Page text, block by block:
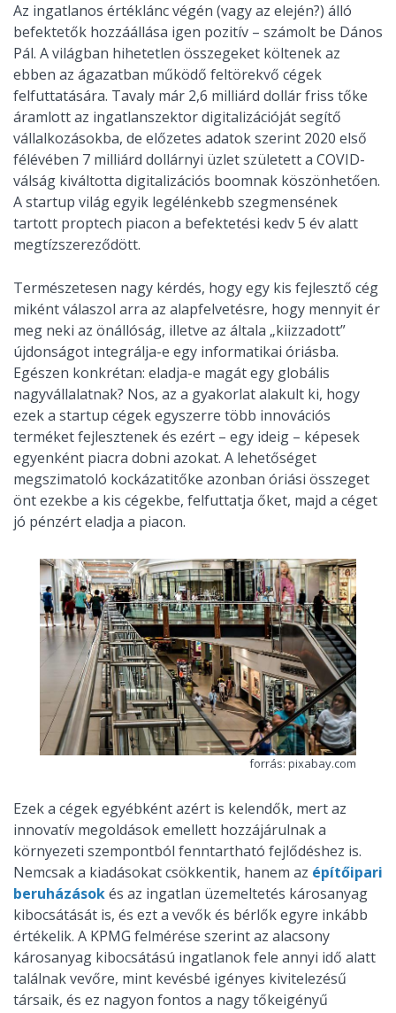
Az ingatlanos értéklánc végén (vagy az elején?) álló
befektetők hozzáállása igen pozitív – számolt be Dános
Pál. A világban hihetetlen összegeket költenek az
ebben az ágazatban működő feltörekvő cégek
felfuttatására. Tavaly már 2,6 milliárd dollár friss tőke
áramlott az ingatlanszektor digitalizációját segítő
vállalkozásokba, de előzetes adatok szerint 2020 első
félévében 7 milliárd dollárnyi üzlet született a COVID-
válság kiváltotta digitalizációs boomnak köszönhetően.
A startup világ egyik legélénkebb szegmensének
tartott proptech piacon a befektetési kedv 5 év alatt
megtízszereződött.
Természetesen nagy kérdés, hogy egy kis fejlesztő cég
miként válaszol arra az alapfelvetésre, hogy mennyit ér
meg neki az önállóság, illetve az általa „kiizzadott”
újdonságot integrálja-e egy informatikai óriásba.
Egészen konkrétan: eladja-e magát egy globális
nagyvállalatnak? Nos, az a gyakorlat alakult ki, hogy
ezek a startup cégek egyszerre több innovációs
terméket fejlesztenek és ezért – egy ideig – képesek
egyenként piacra dobni azokat. A lehetőséget
megszimatoló kockázatitőke azonban óriási összeget
önt ezekbe a kis cégekbe, felfuttatja őket, majd a céget
jó pénzért eladja a piacon.
forrás: pixabay.com
Ezek a cégek egyébként azért is kelendők, mert az
innovatív megoldások emellett hozzájárulnak a
környezeti szempontból fenntartható fejlődéshez is.
Nemcsak a kiadásokat csökkentik, hanem az építőipari
beruházásokés az ingatlan üzemeltetés károsanyag
kibocsátását is, és ezt a vevők és bérlők egyre inkább
értékelik. A KPMG felmérése szerint az alacsony
károsanyag kibocsátású ingatlanok fele annyi idő alatt
találnak vevőre, mint kevésbé igényes kivitelezésű
társaik, és ez nagyon fontos a nagy tőkeigényű